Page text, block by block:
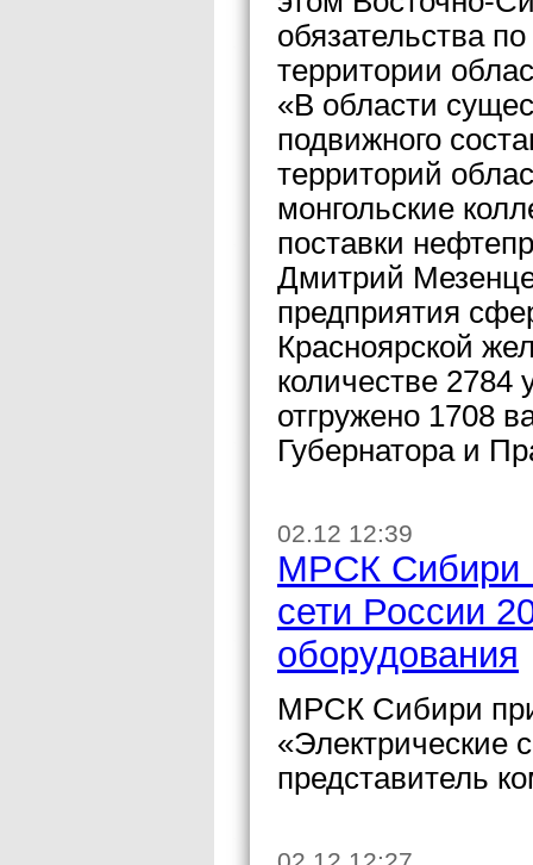
обязательства
территории
«В области
подвижного
территорий
монгольские
поставки
Дмитрий
предприятия
Красноярской
количестве 2784
отгружено 1708
Губернатора и
02.12 12:39
МРСК Сибири
сети России
оборудования
МРСК Сибири
«Электрические
представитель